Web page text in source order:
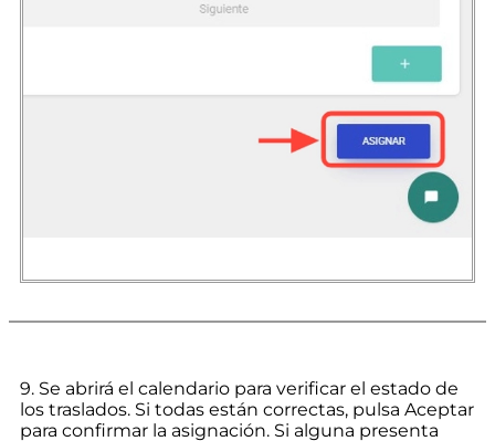
9. Se abrirá el calendario para verificar el estado de
los traslados. Si todas están correctas, pulsa Aceptar
para confirmar la asignación. Si alguna presenta